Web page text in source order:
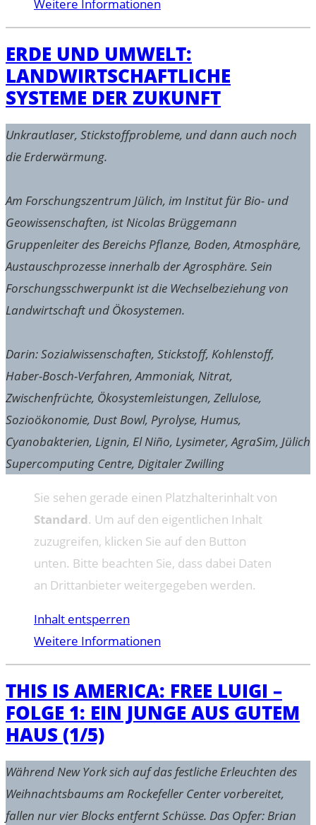
Weitere Informationen
ERDE UND UMWELT:
LANDWIRTSCHAFTLICHE
SYSTEME DER ZUKUNFT
Unkrautlaser, Stickstoffprobleme, und dann auch noch
die Erderwärmung.
Am Forschungszentrum Jülich, im Institut für Bio- und
Geowissenschaften, ist Nicolas Brüggemann
Gruppenleiter des Bereichs Pflanze, Boden, Atmosphäre,
Austauschprozesse innerhalb der Agrosphäre. Sein
Forschungsschwerpunkt ist die Wechselbeziehung von
Landwirtschaft und Ökosystemen.
Darin: Sozialwissenschaften, Stickstoff, Kohlenstoff,
Haber-Bosch-Verfahren, Ammoniak, Nitrat,
Zwischenfrüchte, Ökosystemleistungen, Zellulose,
Sozioökonomie, Dust Bowl, Pyrolyse, Humus,
Cyanobakterien, Lignin, El Niño, Lysimeter, AgraSim, Jülich
Supercomputing Centre, Digitaler Zwilling
Sie sehen gerade einen Platzhalterinhalt von
Standard. Um auf den eigentlichen Inhalt
zuzugreifen, klicken Sie auf den Button
unten. Bitte beachten Sie, dass dabei Daten
an Drittanbieter weitergegeben werden.
Inhalt entsperren
Weitere Informationen
THIS IS AMERICA: FREE LUIGI –
FOLGE 1: EIN JUNGE AUS GUTEM
HAUS (1/5)
Während New York sich auf das festliche Erleuchten des
Weihnachtsbaums am Rockefeller Center vorbereitet,
fallen nur vier Blocks entfernt Schüsse. Das Opfer: Brian